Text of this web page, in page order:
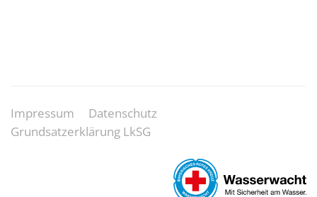
Impressum
Datenschutz
Grundsatzerklärung LkSG